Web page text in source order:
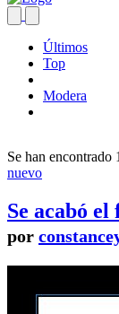
Últimos
Top
Modera
Se han encontrado
nuevo
Se acabó el
por